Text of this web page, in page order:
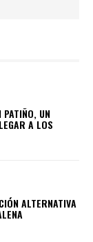
PATIÑO, UN
A LOS
ALTERNATIVA